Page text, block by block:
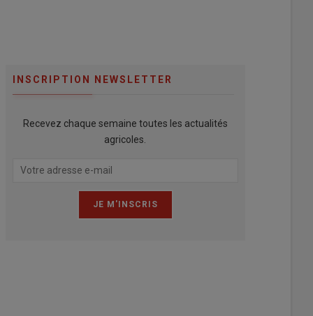
INSCRIPTION NEWSLETTER
Recevez chaque semaine toutes les actualités
agricoles.